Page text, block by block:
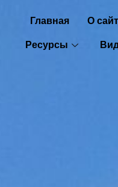
Главная О
Ресурсы